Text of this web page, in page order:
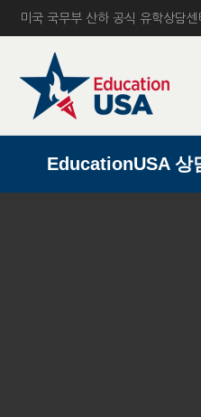
미국 국무부 산하 공식 유학상담센
EducationUSA 상